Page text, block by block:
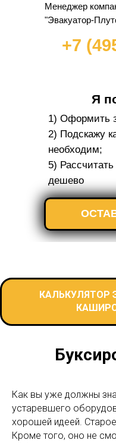
Менеджер
"Эвакуатор-
Я
1) Оформить
2) Подскажу
необходим;
5)
дешево
+7
КАЛЬКУЛЯТОР
Как вы уже должны
устаревшего
хорошей идеей.
Кроме того, оно не